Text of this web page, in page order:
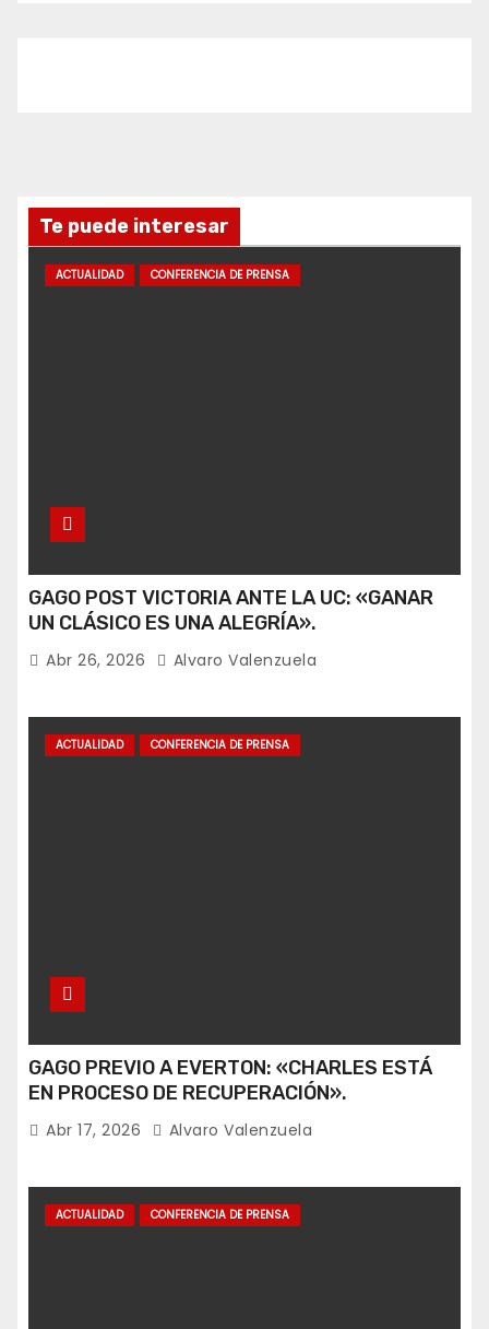
Te puede interesar
ACTUALIDAD CONFERENCIA DE PRENSA
GAGO POST VICTORIA ANTE LA UC: «GANAR
UN CLÁSICO ES UNA ALEGRÍA».
Abr 26, 2026 Alvaro Valenzuela
ACTUALIDAD CONFERENCIA DE PRENSA
GAGO PREVIO A EVERTON: «CHARLES ESTÁ
EN PROCESO DE RECUPERACIÓN».
Abr 17, 2026 Alvaro Valenzuela
ACTUALIDAD CONFERENCIA DE PRENSA